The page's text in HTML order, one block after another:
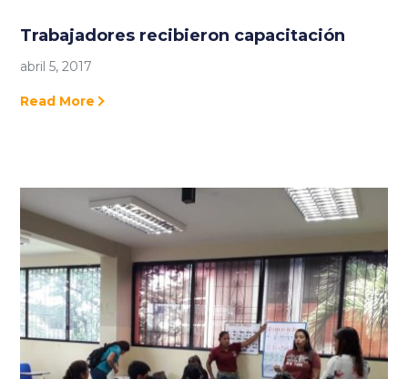
Trabajadores recibieron capacitación
abril 5, 2017
Read More